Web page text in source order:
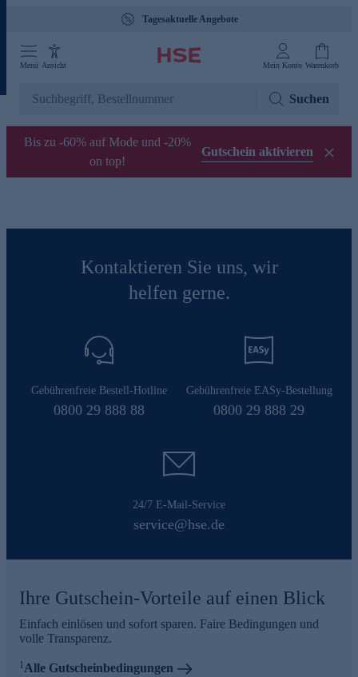
Tagesaktuelle Angebote
Menü Ansicht Mein Konto Warenkorb
Suchen
Bis zu -60% auf Mode und -20%
on top!
Gutschein aktivieren
Kontaktieren Sie uns, wir
helfen gerne.
Gebührenfreie Bestell-Hotline
0800 29 888 88
Gebührenfreie EASy-Bestellung
0800 29 888 29
24/7 E-Mail-Service
service@hse.de
Ihre Gutschein-Vorteile auf einen Blick
Einfach einlösen und sofort sparen. Faire Bedingungen und
volle Transparenz.
1Alle Gutscheinbedingungen